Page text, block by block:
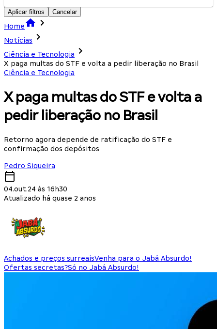
Aplicar filtros Cancelar
Home
Notícias
Ciência e Tecnologia
X paga multas do STF e volta a pedir liberação no Brasil
Ciência e Tecnologia
X paga multas do STF e volta a
pedir liberação no Brasil
Retorno agora depende de ratificação do STF e
confirmação dos depósitos
Pedro Siqueira
04.out.24 às 16h30
Atualizado há quase 2 anos
Achados e preços surreaisVenha para o Jabá Absurdo!
Ofertas secretas?Só no Jabá Absurdo!